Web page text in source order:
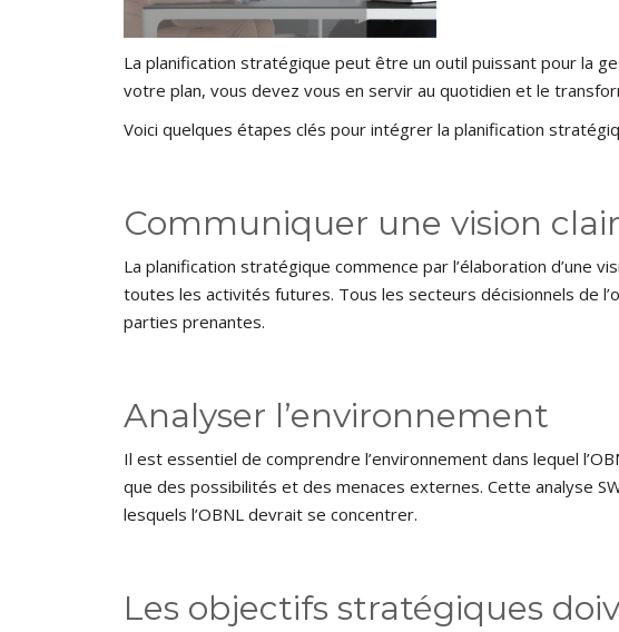
La planification stratégique peut être un outil puissant pour la
votre plan, vous devez vous en servir au quotidien et le
Voici quelques étapes clés pour intégrer la planification
Communiquer une vision
La planification stratégique commence par l’élaboration d’une
toutes les activités futures. Tous les secteurs décisionnels de
parties prenantes.
Analyser l’environnement
Il est essentiel de comprendre l’environnement dans lequel
que des possibilités et des menaces externes. Cette analyse
lesquels l’OBNL devrait se concentrer.
Les objectifs stratégiques